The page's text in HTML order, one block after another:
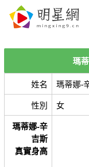
瑪
姓名 瑪蒂娜-
性別 女
瑪蒂娜-辛
吉斯
真實身高